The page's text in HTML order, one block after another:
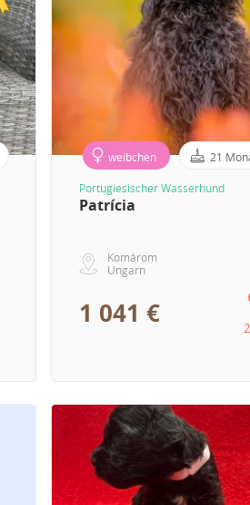
weibchen 21
Portugiesischer Wasserhund
Patrícia
Komárom
Ungarn
1 041 €